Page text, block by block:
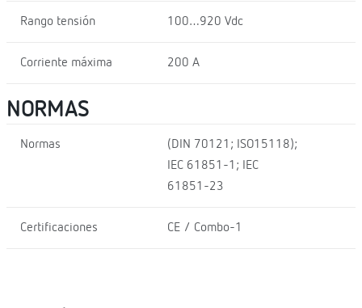
Rango tensión 100…920 Vdc
Corriente máxima 200 A
NORMAS
Normas
(DIN 70121; ISO15118);
IEC 61851-1; IEC
61851-23
Certificaciones CE / Combo-1